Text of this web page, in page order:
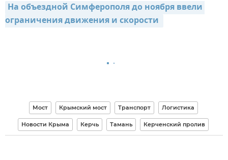
На объездной Симферополя до ноября ввели
ограничения движения и скорости
Мост Крымский мост Транспорт Логистика
Новости Крыма Керчь Тамань Керченский пролив